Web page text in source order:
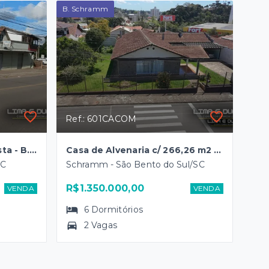
Área Comercial + Casa Mista - B. Brasília
VENDA
B. Schramm
Ref.: 601CACOM
Casa de Alvenaria c/ 266,26 m2 e terreno c/ 750,00 m2 - B. Schramm
Schramm - São Bento do Sul/SC
R$1.350.000,00 VENDA
6 Dormitórios
2 Vagas